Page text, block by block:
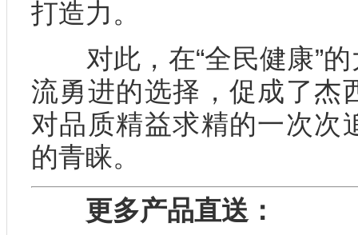
打造力。
对此，在“全民健康”的
流勇进的选择，促成了杰
对品质精益求精的一次次
的青睐。
更多产品直送：